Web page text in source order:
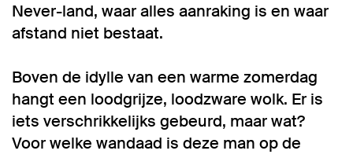
Never-land, waar alles aanraking is en waar
afstand niet bestaat.
Boven de idylle van een warme zomerdag
hangt een loodgrijze, loodzware wolk. Er is
iets verschrikkelijks gebeurd, maar wat?
Voor welke wandaad is deze man op de